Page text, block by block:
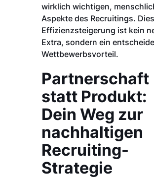
wirklich wichtigen,
Aspekte des Recruitings.
Effizienzsteigerung ist kein
Extra, sondern ein
Wettbewerbsvorteil.
Partnerschaft
statt Produkt:
Dein Weg zur
nachhaltigen
Recruiting-
Strategie